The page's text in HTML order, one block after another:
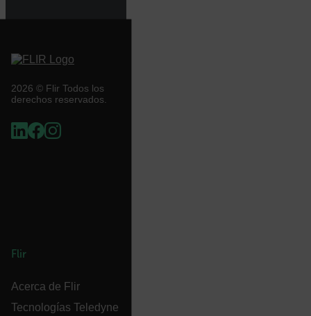
2026 © Flir Todos los
derechos reservados.
Flir
Acerca de Flir
Tecnologías Teledyne